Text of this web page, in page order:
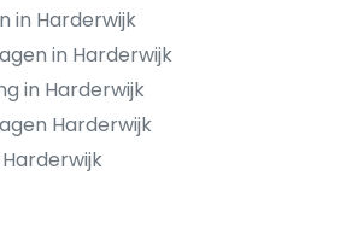
in Harderwijk
in Harderwijk
in Harderwijk
Harderwijk